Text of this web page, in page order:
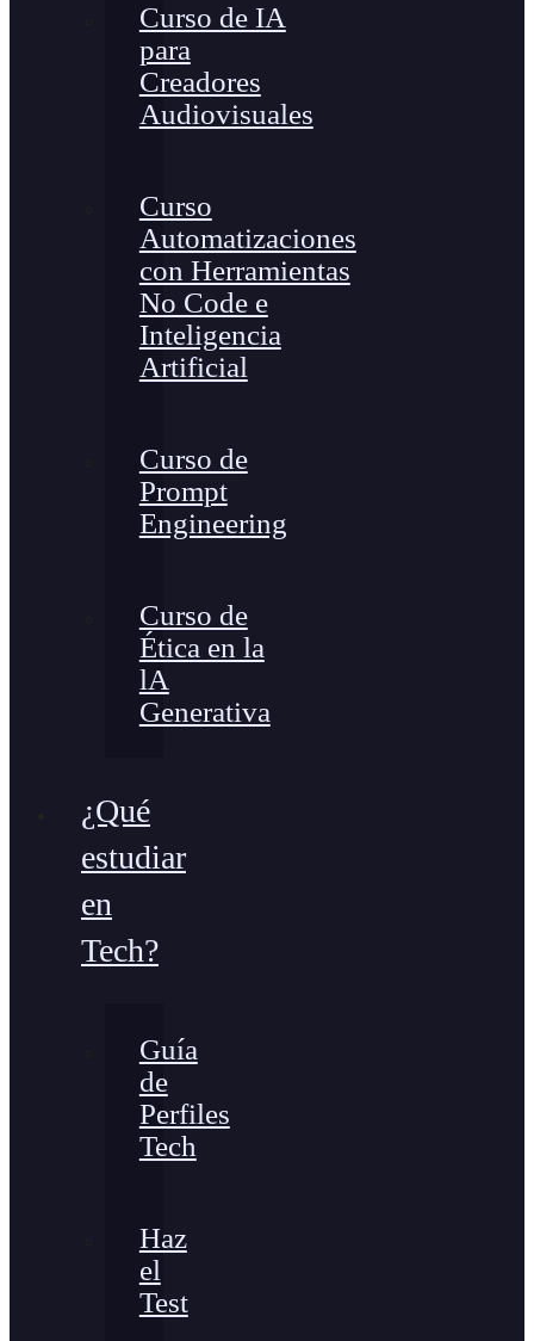
Curso de IA
para
Creadores
Audiovisuales
Curso
Automatizaciones
con Herramientas
No Code e
Inteligencia
Artificial
Curso de
Prompt
Engineering
Curso de
Ética en la
lA
Generativa
¿Qué
estudiar
en
Tech?
Guía
de
Perfiles
Tech
Haz
el
Test